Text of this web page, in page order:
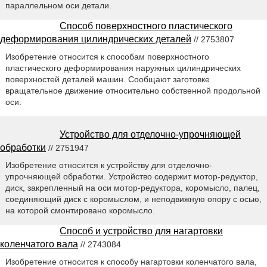
параллельном оси детали.
Способ поверхностного пластического
деформирования цилиндрических деталей // 2753807
Изобретение относится к способам поверхностного
пластического деформирования наружных цилиндрических
поверхностей деталей машин. Сообщают заготовке
вращательное движение относительно собственной продольной
оси.
Устройство для отделочно-упрочняющей
обработки // 2751947
Изобретение относится к устройству для отделочно-
упрочняющей обработки. Устройство содержит мотор-редуктор,
диск, закрепленный на оси мотор-редуктора, коромысло, палец,
соединяющий диск с коромыслом, и неподвижную опору с осью,
на которой смонтировано коромысло.
Способ и устройство для нагартовки
коленчатого вала // 2743084
Изобретение относится к способу нагартовки коленчатого вала,